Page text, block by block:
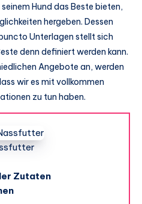
Hund das Beste bieten,
hergeben. Dessen
Unterlagen stellt sich
denn definiert werden kann.
Angebote an, werden
wir es mit vollkommen
zu tun haben.
Zutaten